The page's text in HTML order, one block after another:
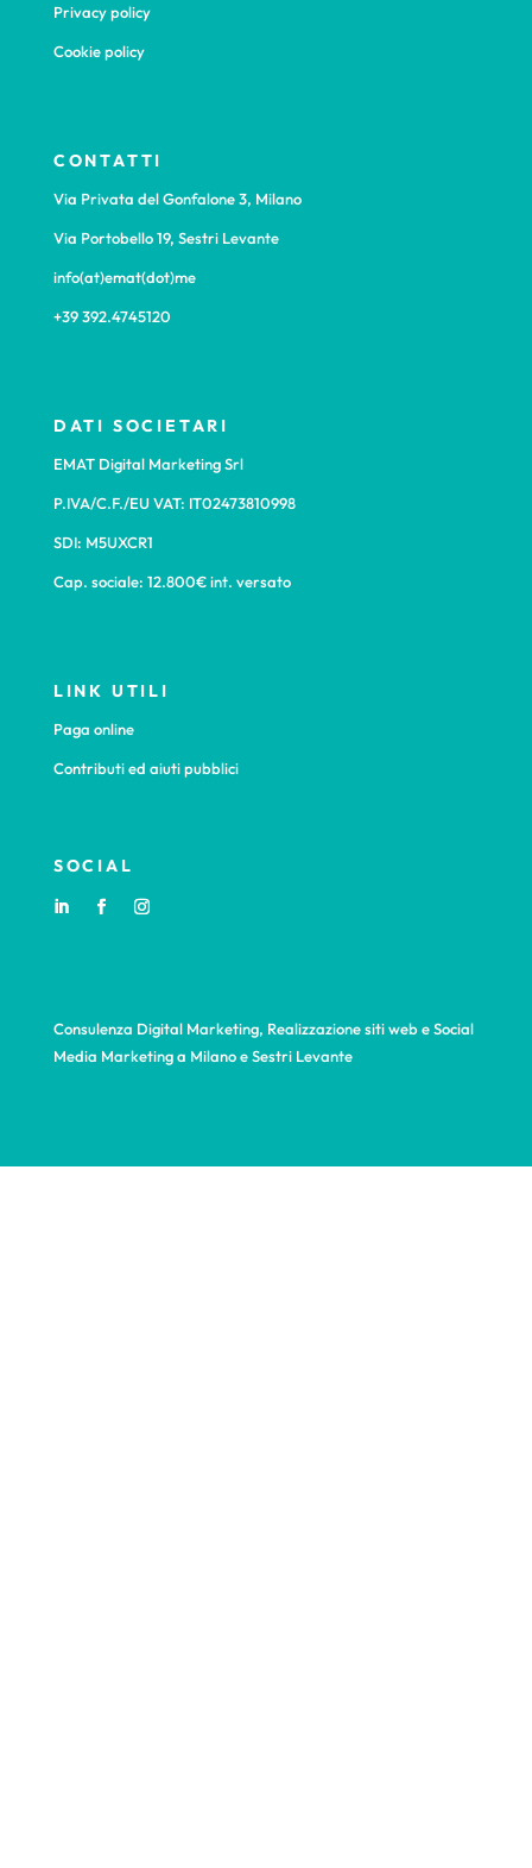
Privacy policy
Cookie policy
CONTATTI
Via Privata del Gonfalone 3, Milano
Via Portobello 19, Sestri Levante
info(at)emat(dot)me
+39 392.4745120
DATI SOCIETARI
EMAT Digital Marketing Srl
P.IVA/C.F./EU VAT: IT02473810998
SDI: M5UXCR1
Cap. sociale: 12.800€ int. versato
LINK UTILI
Paga online
Contributi ed aiuti pubblici
SOCIAL
Consulenza Digital Marketing, Realizzazione siti web e Social
Media Marketing a Milano e Sestri Levante